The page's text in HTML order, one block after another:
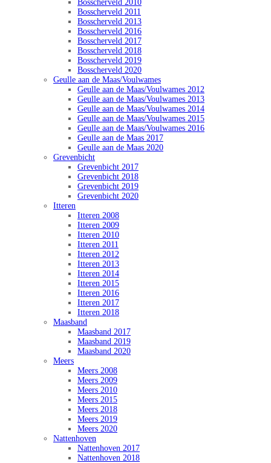
Bosscherveld 2010
Bosscherveld 2011
Bosscherveld 2013
Bosscherveld 2016
Bosscherveld 2017
Bosscherveld 2018
Bosscherveld 2019
Bosscherveld 2020
Geulle aan de Maas/Voulwames
Geulle aan de Maas/Voulwames 2012
Geulle aan de Maas/Voulwames 2013
Geulle aan de Maas/Voulwames 2014
Geulle aan de Maas/Voulwames 2015
Geulle aan de Maas/Voulwames 2016
Geulle aan de Maas 2017
Geulle aan de Maas 2020
Grevenbicht
Grevenbicht 2017
Grevenbicht 2018
Grevenbicht 2019
Grevenbicht 2020
Itteren
Itteren 2008
Itteren 2009
Itteren 2010
Itteren 2011
Itteren 2012
Itteren 2013
Itteren 2014
Itteren 2015
Itteren 2016
Itteren 2017
Itteren 2018
Maasband
Maasband 2017
Maasband 2019
Maasband 2020
Meers
Meers 2008
Meers 2009
Meers 2010
Meers 2015
Meers 2018
Meers 2019
Meers 2020
Nattenhoven
Nattenhoven 2017
Nattenhoven 2018